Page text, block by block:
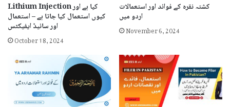
Lithium Injection کیا ہے اور
کیوں استعمال کیا جاتا ہے – استعمال
اور سائیڈ ایفیکٹس
October 18, 2024
کشتہ نقرہ کے فوائد اور استعمالات
اردو میں
November 6, 2024